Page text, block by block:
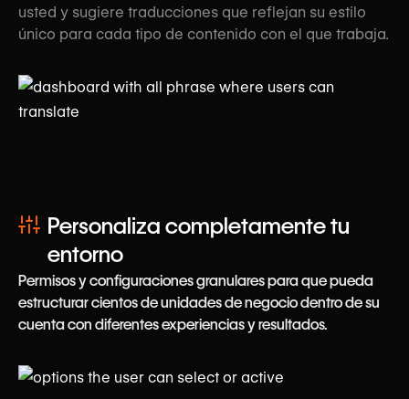
usted y sugiere traducciones que reflejan su estilo
único para cada tipo de contenido con el que trabaja.
Personaliza completamente tu
entorno
Permisos y configuraciones granulares para que pueda
estructurar cientos de unidades de negocio dentro de su
cuenta con diferentes experiencias y resultados.